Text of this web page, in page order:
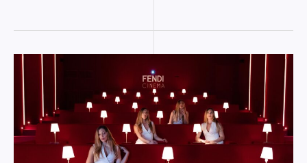
Qué
es
Branded
Content:
Contenido
de